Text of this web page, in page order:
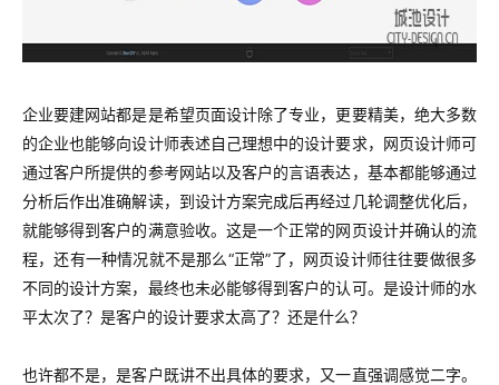
企业要建网站都是是希望页面设计除了专业，更要精美，绝大多数
的企业也能够向设计师表述自己理想中的设计要求，网页设计师可
通过客户所提供的参考网站以及客户的言语表达，基本都能够通过
分析后作出准确解读，到设计方案完成后再经过几轮调整优化后，
就能够得到客户的满意验收。这是一个正常的网页设计并确认的流
程，还有一种情况就不是那么“正常”了，网页设计师往往要做很多
不同的设计方案，最终也未必能够得到客户的认可。是设计师的水
平太次了？是客户的设计要求太高了？还是什么？
也许都不是，是客户既讲不出具体的要求，又一直强调感觉二字。